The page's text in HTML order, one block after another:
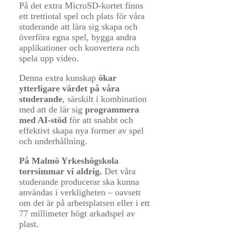
På det extra MicroSD-kortet finns
ett trettiotal spel och plats för våra
studerande att lära sig skapa och
överföra egna spel, bygga andra
applikationer och konvertera och
spela upp video.
Denna extra kunskap ökar
ytterligare värdet på våra
studerande, särskilt i kombination
med att de lär sig programmera
med AI-stöd för att snabbt och
effektivt skapa nya former av spel
och underhållning.
På Malmö Yrkeshögskola
torrsimmar vi aldrig. Det våra
studerande producerar ska kunna
användas i verkligheten – oavsett
om det är på arbetsplatsen eller i ett
77 millimeter högt arkadspel av
plast.